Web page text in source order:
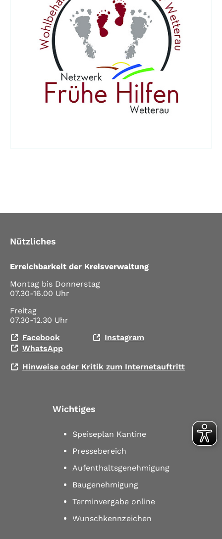
Nützliches
Erreichbarkeit der Kreisverwaltung
Montag bis Donnerstag
07.30-16.00 Uhr
Freitag
07.30-12.30 Uhr
Facebook
Instagram
WhatsApp
Hinweise oder Kritik zum Internetauftritt
Wichtiges
Speiseplan Kantine
Pressebereich
Aufenthaltsgenehmigung
Baugenehmigung
Terminvergabe online
Wunschkennzeichen